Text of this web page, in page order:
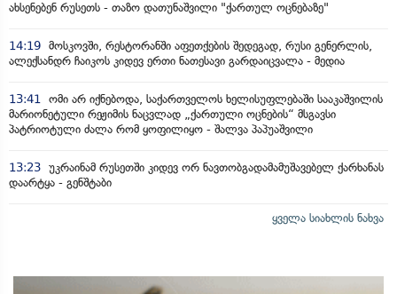
ახსენებენ რუსეთს - თაზო დათუნაშვილი "ქართულ ოცნებაზე"
14:19 მოსკოვში, რესტორანში აფეთქების შედეგად, რუსი გენერლის,
ალექსანდრ ჩაიკოს კიდევ ერთი ნათესავი გარდაიცვალა - მედია
13:41 ომი არ იქნებოდა, საქართველოს ხელისუფლებაში სააკაშვილის
მარიონეტული რეჟიმის ნაცვლად „ქართული ოცნების“ მსგავსი
პატრიოტული ძალა რომ ყოფილიყო - შალვა პაპუაშვილი
13:23 უკრაინამ რუსეთში კიდევ ორ ნავთობგადამამუშავებელ ქარხანას
დაარტყა - გენშტაბი
ყველა სიახლის ნახვა